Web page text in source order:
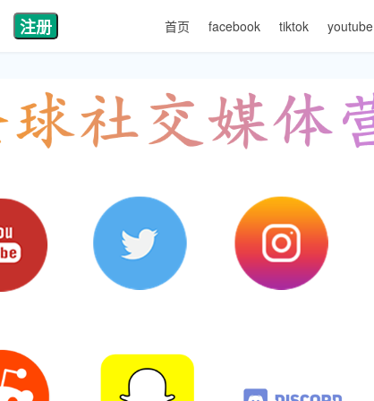
注册 首页 facebook tiktok youtube